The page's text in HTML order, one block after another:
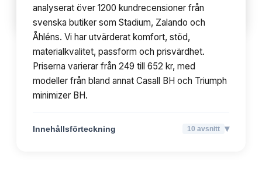
Innehållsförteckning 10avsnitt
analyserat över 1200 kundrecensioner från
svenska butiker som Stadium, Zalando och
Åhléns. Vi har utvärderat komfort, stöd,
materialkvalitet, passform och prisvärdhet.
Priserna varierar från 249 till 652 kr, med
modeller från bland annat Casall BH och Triumph
minimizer BH.
Innehållsförteckning 10 avsnitt ▾